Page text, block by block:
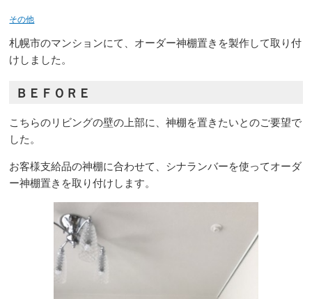
その他
札幌市のマンションにて、オーダー神棚置きを製作して取り付
けしました。
ＢＥＦＯＲＥ
こちらのリビングの壁の上部に、神棚を置きたいとのご要望で
した。
お客様支給品の神棚に合わせて、シナランバーを使ってオーダ
ー神棚置きを取り付けします。